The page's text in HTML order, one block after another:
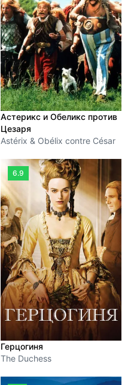
Астерикс и Обеликс против
Цезаря
Astérix & Obélix contre César
6.9
Герцогиня
The Duchess